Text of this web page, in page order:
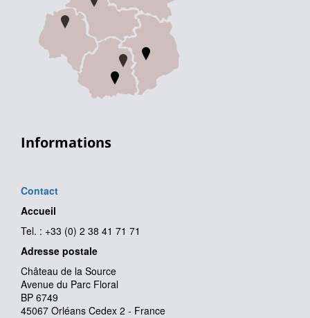
Informations
Contact
Accueil
Tel. : +33 (0) 2 38 41 71 71
Adresse postale
Château de la Source
Avenue du Parc Floral
BP 6749
45067 Orléans Cedex 2 - France